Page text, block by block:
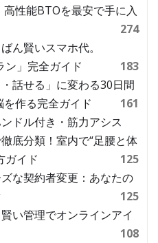
性能BTOを最安で手に入
274
ん賢いスマホ代。
ン」完全ガイド
183
話せる」に変わる30日間
作る完全ガイド
161
ドル付き・筋力アシス
底分類！室内で“足腰と体
ガイド
125
な契約者変更：あなたの
125
い管理でオンラインアイ
108